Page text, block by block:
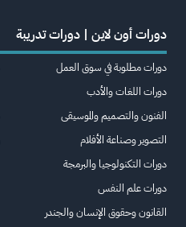
دورات أون لاين | دورات تدريبة
دورات مطلوبة في سوق العمل
دورات اللغات والأدب
الفنون والتصميم والموسيقى
التصوير وصناعة الأفلام
دورات التكنولوجيا والبرمجة
دورات علم النفس
القانون وحقوق الإنسان والجندر